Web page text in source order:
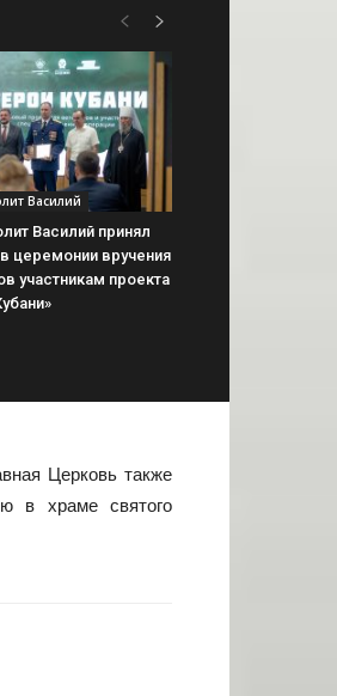
Василий
Василий принял
церемонии вручения
участникам проекта
Церковь также
в храме святого